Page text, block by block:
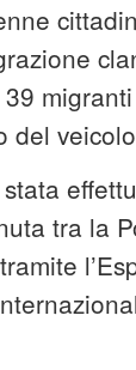
del
stata
tra la